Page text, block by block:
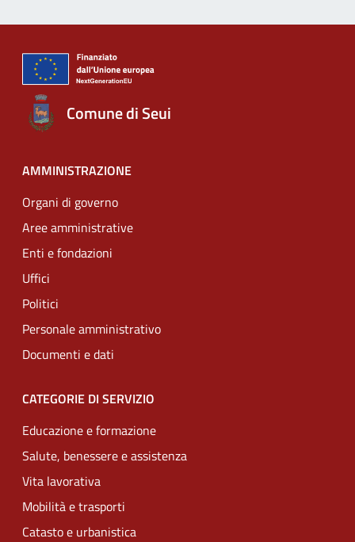
Comune di Seui
AMMINISTRAZIONE
Organi di governo
Aree amministrative
Enti e fondazioni
Uffici
Politici
Personale amministrativo
Documenti e dati
CATEGORIE DI SERVIZIO
Educazione e formazione
Salute, benessere e assistenza
Vita lavorativa
Mobilità e trasporti
Catasto e urbanistica